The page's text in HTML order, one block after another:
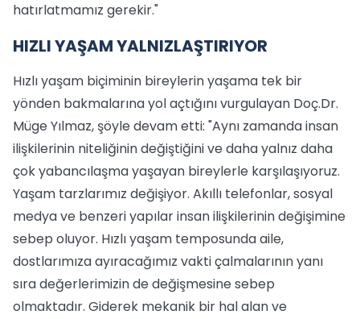
hatırlatmamız gerekir."
HIZLI YAŞAM YALNIZLAŞTIRIYOR
Hızlı yaşam biçiminin bireylerin yaşama tek bir
yönden bakmalarına yol açtığını vurgulayan Doç.Dr.
Müge Yılmaz, şöyle devam etti: "Aynı zamanda insan
ilişkilerinin niteliğinin değiştiğini ve daha yalnız daha
çok yabancılaşma yaşayan bireylerle karşılaşıyoruz.
Yaşam tarzlarımız değişiyor. Akıllı telefonlar, sosyal
medya ve benzeri yapılar insan ilişkilerinin değişimine
sebep oluyor. Hızlı yaşam temposunda aile,
dostlarımıza ayıracağımız vakti çalmalarının yanı
sıra değerlerimizin de değişmesine sebep
olmaktadır. Giderek mekanik bir hal alan ve